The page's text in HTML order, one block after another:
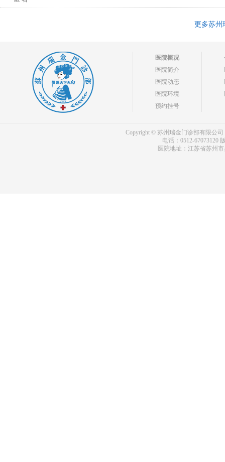
更多苏州
医院概况
医院简介
医院动态
医院环境
预约挂号
Copyright © 苏州瑞金门诊部有限公司
电话：0512-67073120
医院地址：江苏省苏州